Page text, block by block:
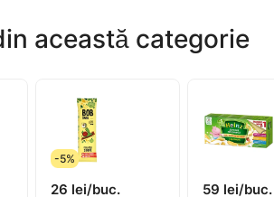
această categorie
-5%
26 lei/buc. 59 lei/buc.